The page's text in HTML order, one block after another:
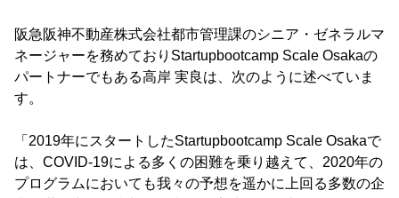
阪急阪神不動産株式会社都市管理課のシニア・ゼネラルマ
ネージャーを務めておりStartupbootcamp Scale Osakaの
パートナーでもある高岸 実良は、次のように述べていま
す。
「2019年にスタートしたStartupbootcamp Scale Osakaで
は、COVID-19による多くの困難を乗り越えて、2020年の
プログラムにおいても我々の予想を遥かに上回る多数の企